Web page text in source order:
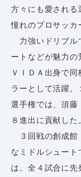
方々にも愛される
憧れのプロサッカ
力強いドリブル
ートなどが魅力
ＶＩＤＡ出身で
ラーとして活躍
選手権では、須藤
８進出に貢献した。
３回戦の創成館
なミドルシュー
は、全４試合に